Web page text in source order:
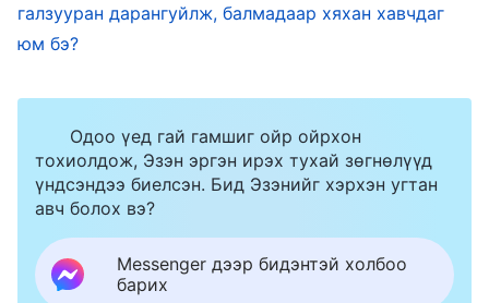
Бурхан шиг хандаж чадах юм бэ? Хүмүүсийн
дундаас хэн Түүнийг мэдэж чадах юм бэ?
зөвт байдал хаана байна? Хэн Бурханы зан
чанарыг мэдэж чадах вэ? Тэнгэр дэх
Бурхантай хэн өрсөлдөж чадах вэ? Түүнийг
мэдээгүй бөгөөд Тэр гологдсон гэдэгт гайхах
галзууран дарангуйлж, балмадаар хяхан хавчдаг
юм бэ?
Одоо үед гай гамшиг ойр ойрхон
тохиолдож, Эзэн эргэн ирэх тухай зөгнөлүүд
үндсэндээ биелсэн. Бид Эзэнийг хэрхэн угтан
авч болох вэ?
Messenger дээр бидэнтэй холбоо
барих